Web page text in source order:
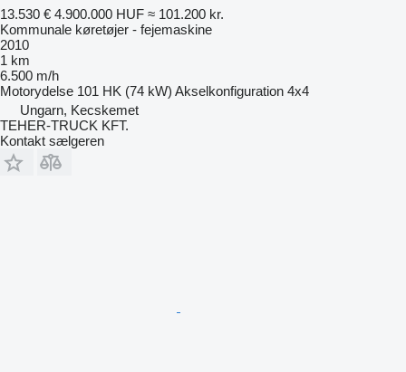
13.530 € 4.900.000 HUF ≈ 101.200 kr.
Kommunale køretøjer - fejemaskine
2010
1 km
6.500 m/h
Motorydelse 101 HK (74 kW) Akselkonfiguration 4x4
Ungarn, Kecskemet
TEHER-TRUCK KFT.
Kontakt sælgeren